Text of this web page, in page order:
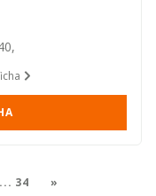
... 34 »